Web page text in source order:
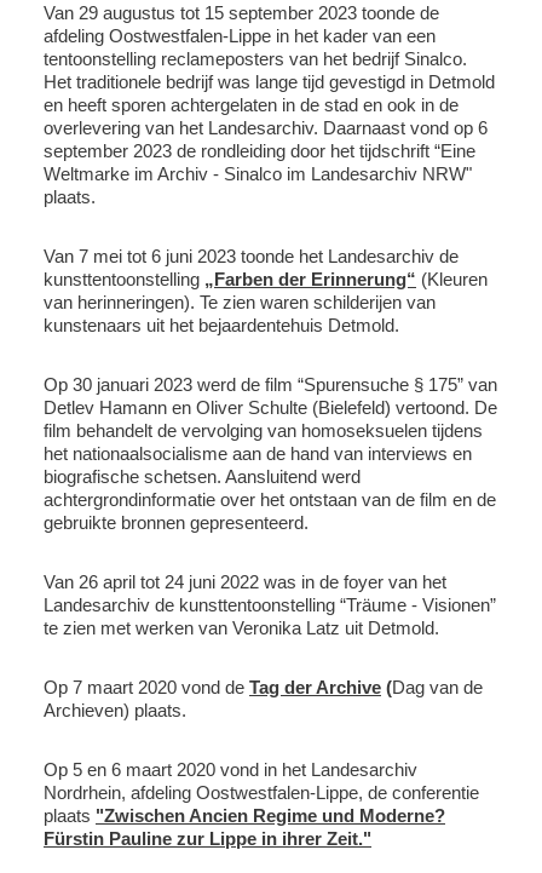
Van 29 augustus tot 15 september 2023 toonde de
afdeling Oostwestfalen-Lippe in het kader van een
tentoonstelling reclameposters van het bedrijf Sinalco.
Het traditionele bedrijf was lange tijd gevestigd in Detmold
en heeft sporen achtergelaten in de stad en ook in de
overlevering van het Landesarchiv. Daarnaast vond op 6
september 2023 de rondleiding door het tijdschrift “Eine
Weltmarke im Archiv - Sinalco im Landesarchiv NRW"
plaats.
Van 7 mei tot 6 juni 2023 toonde het Landesarchiv de
kunsttentoonstelling „Farben der Erinnerung“ (Kleuren
van herinneringen). Te zien waren schilderijen van
kunstenaars uit het bejaardentehuis Detmold.
Op 30 januari 2023 werd de film “Spurensuche § 175” van
Detlev Hamann en Oliver Schulte (Bielefeld) vertoond. De
film behandelt de vervolging van homoseksuelen tijdens
het nationaalsocialisme aan de hand van interviews en
biografische schetsen. Aansluitend werd
achtergrondinformatie over het ontstaan van de film en de
gebruikte bronnen gepresenteerd.
Van 26 april tot 24 juni 2022 was in de foyer van het
Landesarchiv de kunsttentoonstelling “Träume - Visionen”
te zien met werken van Veronika Latz uit Detmold.
Op 7 maart 2020 vond de Tag der Archive (Dag van de
Archieven) plaats.
Op 5 en 6 maart 2020 vond in het Landesarchiv
Nordrhein, afdeling Oostwestfalen-Lippe, de conferentie
plaats "Zwischen Ancien Regime und Moderne?
Fürstin Pauline zur Lippe in ihrer Zeit."